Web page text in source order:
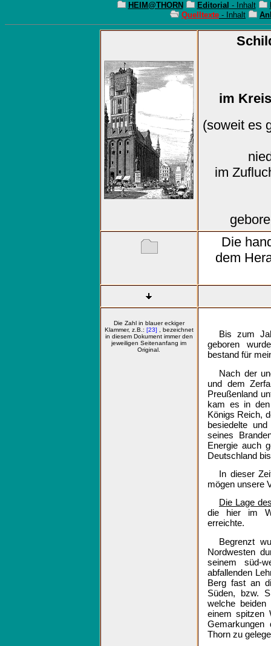
HEIM@THORN Editorial - Inhalt
Quelltexte - Inhalt
im
(soweit es
im
Die
dem
Die Zahl in blauer eckiger
Klammer, z.B.: [23] , bezeichnet
in diesem Dokument immer den
jeweiligen Seitenanfang im
Original.
Bis zum
geboren
bestand für
Nach der
und dem
Preußenland
kam es in den
Königs Reich,
besiedelte
seines
Energie auch
Deutschland
In dieser
mögen unsere
Die Lage
die hier im
erreichte.
Begrenzt
Nordwesten
seinem süd-
abfallenden
Berg fast an
Süden, bzw.
welche
einem spitzen
Thorn zu